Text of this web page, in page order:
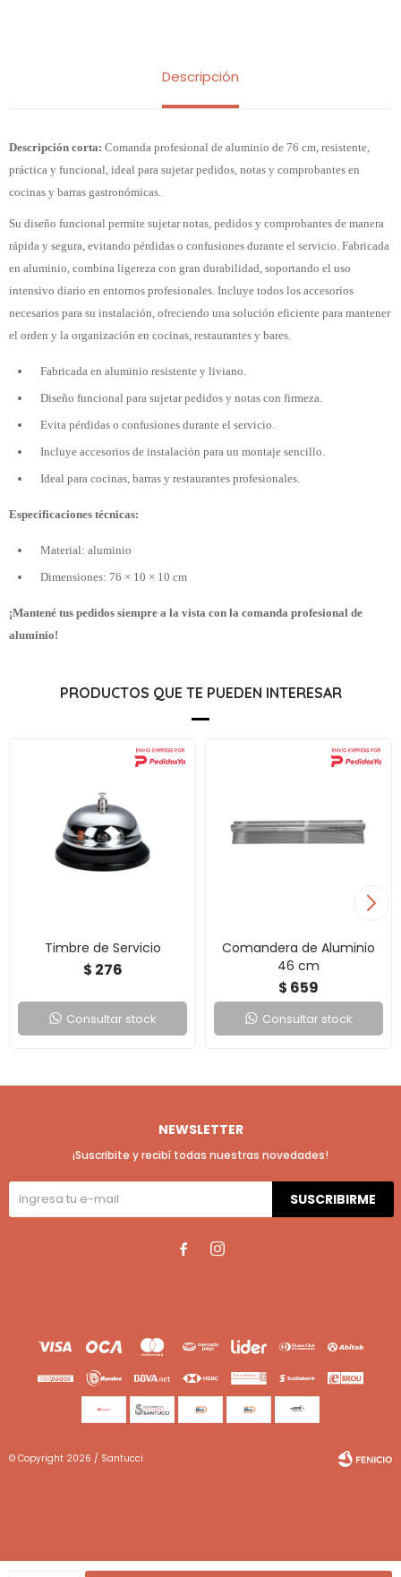
Descripción
Descripción corta: Comanda profesional de aluminio de 76 cm, resistente,
práctica y funcional, ideal para sujetar pedidos, notas y comprobantes en
cocinas y barras gastronómicas.
Su diseño funcional permite sujetar notas, pedidos y comprobantes de manera
rápida y segura, evitando pérdidas o confusiones durante el servicio. Fabricada
en aluminio, combina ligereza con gran durabilidad, soportando el uso
intensivo diario en entornos profesionales. Incluye todos los accesorios
necesarios para su instalación, ofreciendo una solución eficiente para mantener
el orden y la organización en cocinas, restaurantes y bares.
Fabricada en aluminio resistente y liviano.
Diseño funcional para sujetar pedidos y notas con firmeza.
Evita pérdidas o confusiones durante el servicio.
Incluye accesorios de instalación para un montaje sencillo.
Ideal para cocinas, barras y restaurantes profesionales.
Especificaciones técnicas:
Material: aluminio
Dimensiones: 76 × 10 × 10 cm
¡Mantené tus pedidos siempre a la vista con la comanda profesional de
aluminio!
PRODUCTOS QUE TE PUEDEN INTERESAR
Timbre de Servicio
$ 276
Consultar stock
Comandera de Aluminio
46 cm
$ 659
Consultar stock
NEWSLETTER
¡Suscribite y recibí todas nuestras novedades!
SUSCRIBIRME
 
© Copyright 2026 / Santucci